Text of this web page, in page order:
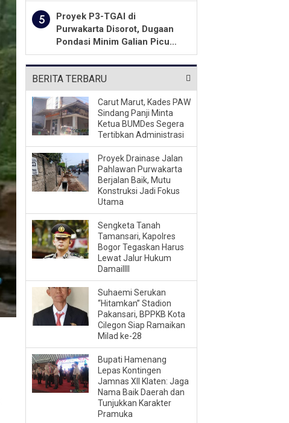
Aturan Yang Berlaku
5
Proyek P3-TGAI di
Purwakarta Disorot, Dugaan
Pondasi Minim Galian Picu
Pertanyaan Besar soal
Pengawasan
BERITA TERBARU
Carut Marut, Kades PAW
Sindang Panji Minta
Ketua BUMDes Segera
Tertibkan Administrasi
Proyek Drainase Jalan
Pahlawan Purwakarta
Berjalan Baik, Mutu
Konstruksi Jadi Fokus
Utama
Sengketa Tanah
Tamansari, Kapolres
Bogor Tegaskan Harus
Lewat Jalur Hukum
Damaillll
Suhaemi Serukan
“Hitamkan” Stadion
Pakansari, BPPKB Kota
Cilegon Siap Ramaikan
Milad ke-28
Bupati Hamenang
Lepas Kontingen
Jamnas XII Klaten: Jaga
Nama Baik Daerah dan
Tunjukkan Karakter
Pramuka